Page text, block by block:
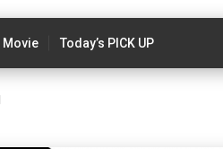
Movie Today’s PICK UP